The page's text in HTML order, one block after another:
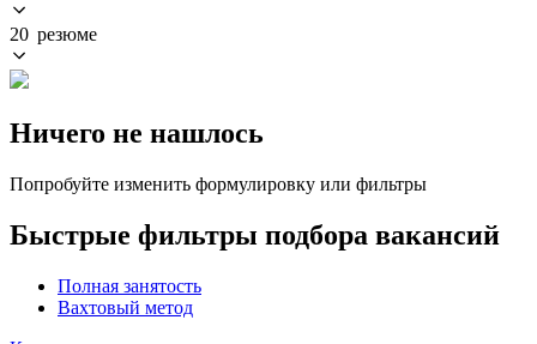
20 резюме
Ничего не нашлось
Попробуйте изменить формулировку или фильтры
Быстрые фильтры подбора вакансий
Полная занятость
Вахтовый метод